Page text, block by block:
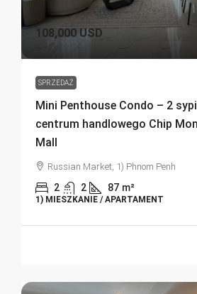
108,000 USD
SPRZEDAŻ
Mini Penthouse Condo – 2
centrum handlowego Chip
Mall
Russian Market, 1) Phnom Penh
2 2 87 m²
1) MIESZKANIE / APARTAMENT